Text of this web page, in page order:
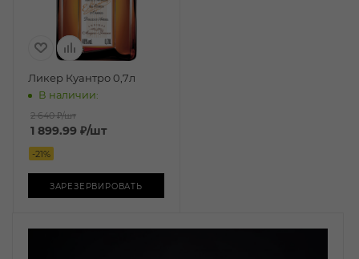
Ликер Куантро 0,7л
В наличии:
2 640 ₽/шт
1 899.99 ₽/шт
-21%
ЗАРЕЗЕРВИРОВАТЬ